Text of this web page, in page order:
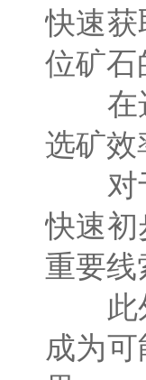
快速
位矿石
在选
选矿效
对于
快速
重要线
此外
成为